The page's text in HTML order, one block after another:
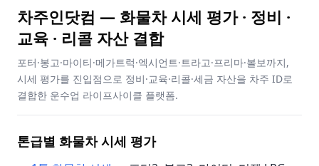
차주인닷컴 — 화물차 시세 평가 · 정비 ·
교육 · 리콜 자산 결합
포터·봉고·마이티·메가트럭·엑시언트·트라고·프리마·볼보까지,
시세 평가를 진입점으로 정비·교육·리콜·세금 자산을 차주 ID로
결합한 운수업 라이프사이클 플랫폼.
톤급별 화물차 시세 평가